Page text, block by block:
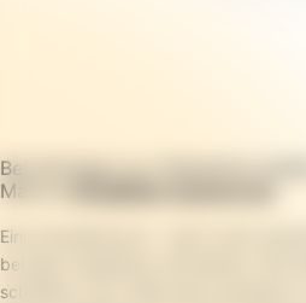
Bei Anfragen zur Teilnahme
Mail an
Eine Anmeldung ist – wenn nicht
bei allen Angeboten erforderlich. Wir
schriftlich, per E-Mail oder persönlich